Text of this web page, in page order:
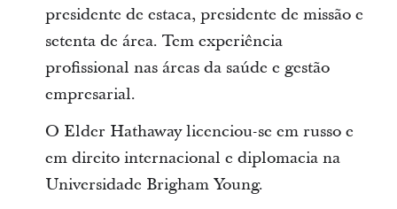
presidente de estaca, presidente de missão e
setenta de área. Tem experiência
profissional nas áreas da saúde e gestão
empresarial.
O Elder Hathaway licenciou-se em russo e
em direito internacional e diplomacia na
Universidade Brigham Young.